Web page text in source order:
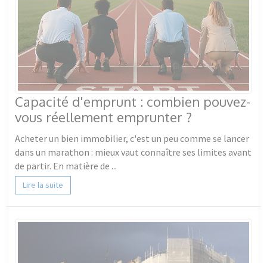
Capacité d'emprunt : combien pouvez-
vous réellement emprunter ?
Acheter un bien immobilier, c'est un peu comme se lancer
dans un marathon : mieux vaut connaître ses limites avant
de partir. En matière de ...
Lire la suite